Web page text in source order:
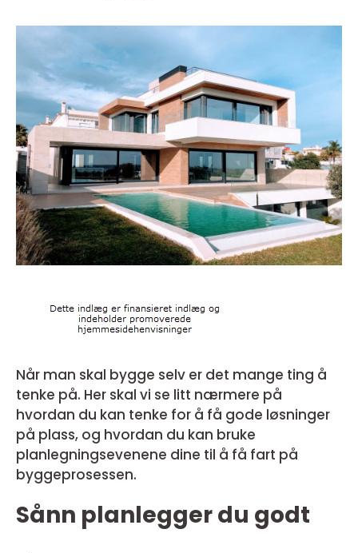
Når man skal bygge selv er det mange ting å
tenke på. Her skal vi se litt nærmere på
hvordan du kan tenke for å få gode løsninger
på plass, og hvordan du kan bruke
planlegningsevenene dine til å få fart på
byggeprosessen.
Sånn planlegger du godt